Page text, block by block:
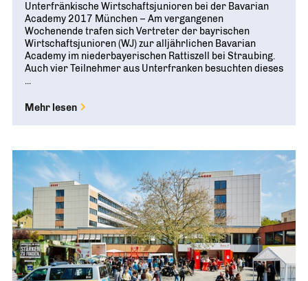
Unterfränkische Wirtschaftsjunioren bei der Bavarian
Academy 2017 München – Am vergangenen
Wochenende trafen sich Vertreter der bayrischen
Wirtschaftsjunioren (WJ) zur alljährlichen Bavarian
Academy im niederbayerischen Rattiszell bei Straubing.
Auch vier Teilnehmer aus Unterfranken besuchten dieses
...
Mehr lesen